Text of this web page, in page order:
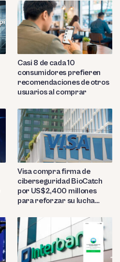
Casi 8 de cada 10
consumidores prefieren
recomendaciones de otros
usuarios al comprar
Visa compra firma de
ciberseguridad BioCatch
por US$2,400 millones
para reforzar su lucha